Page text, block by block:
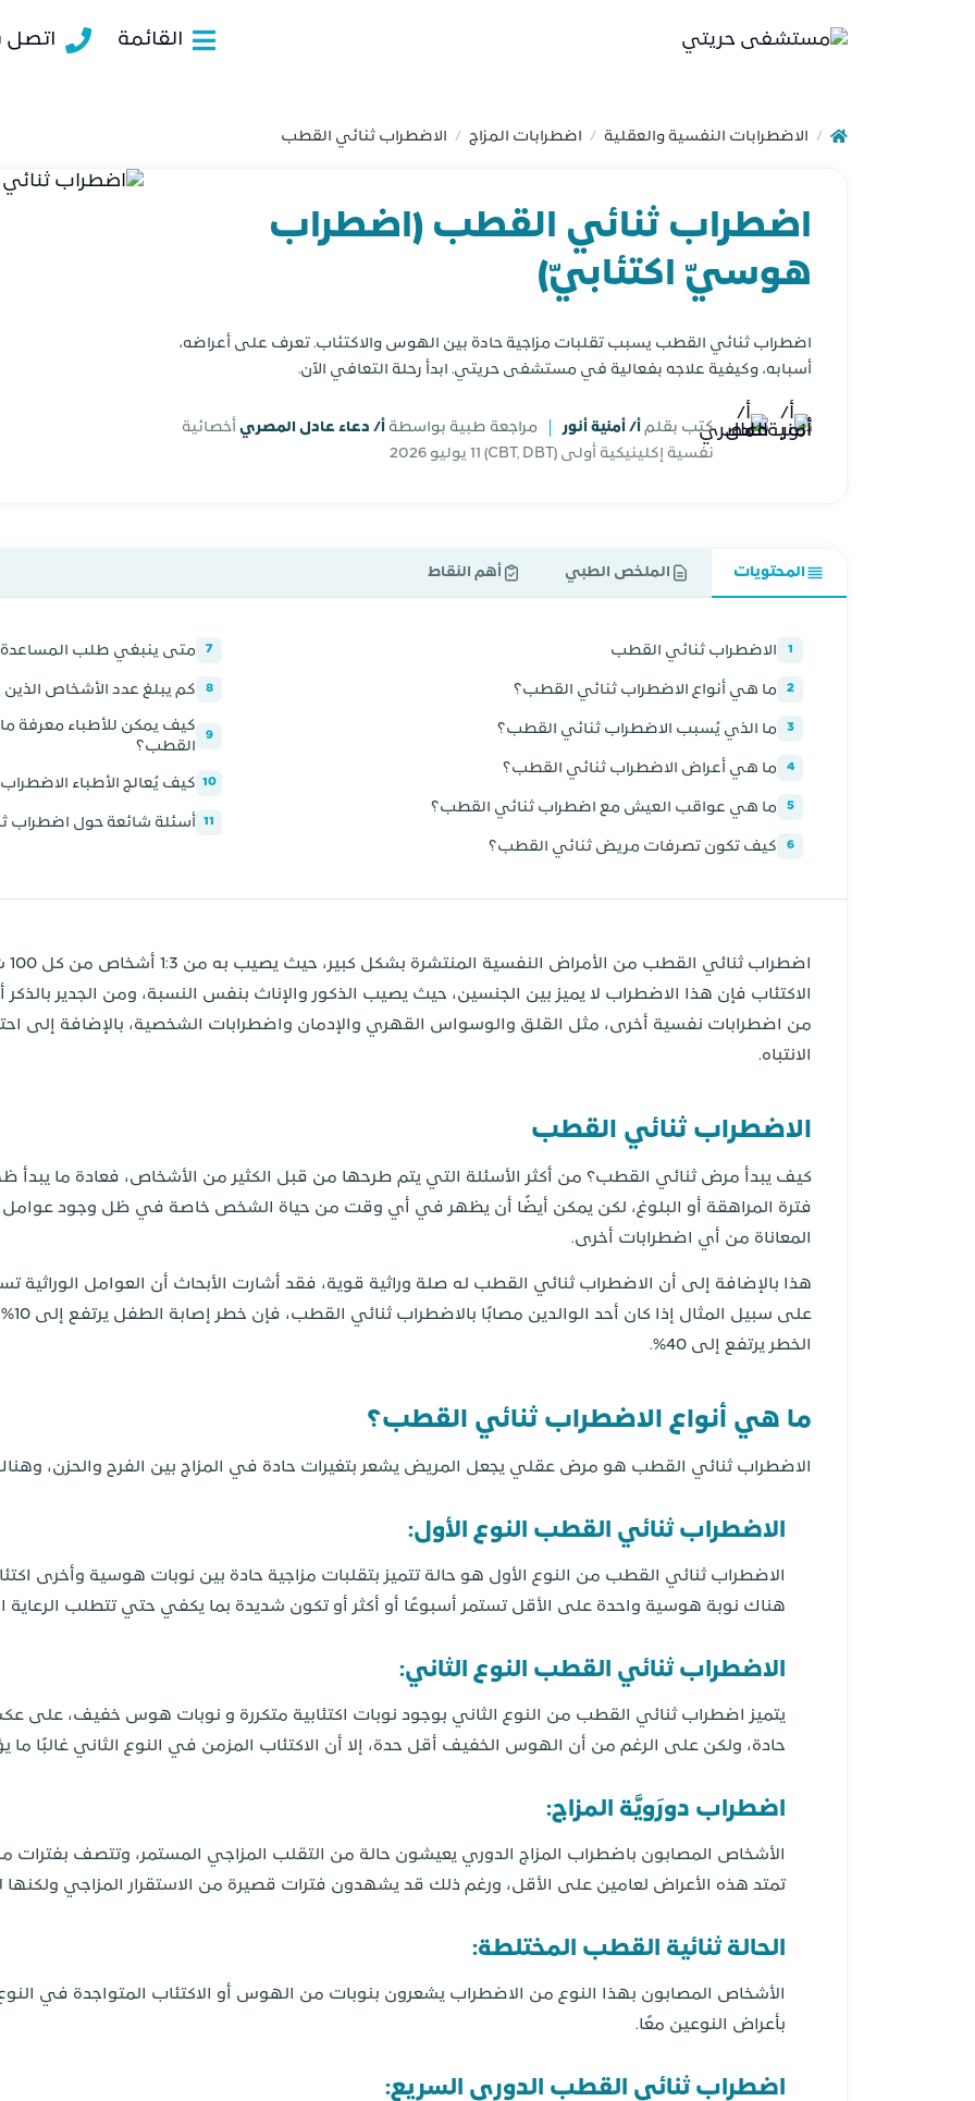
القائمة اتصل
/ الاضطرابات النفسية والعقلية / اضطرابات المزاج / الاضطراب ثنائي القطب
اضطراب ثنائي القطب (اضطراب
هوسيّ اكتئابيّ)
اضطراب ثنائي القطب يسبب تقلبات مزاجية حادة بين الهوس والاكتئاب. تعرف على أعراضه،
أسبابه، وكيفية علاجه بفعالية في مستشفى حريتي. ابدأ رحلة التعافي الآن.
كتب بقلم أ/ أمنية أنور مراجعة طبية بواسطة أ/ دعاء عادل المصري أخصائية
نفسية إكلينيكية أولى (CBT, DBT)
11 يوليو 2026
المحتويات الملخص الطبي أهم النقاط
1 الاضطراب ثنائي القطب
2 ما هي أنواع الاضطراب ثنائي القطب؟
3 ما الذي يُسبب الاضطراب ثنائي القطب؟
4 ما هي أعراض الاضطراب ثنائي القطب؟
5 ما هي عواقب العيش مع اضطراب ثنائي القطب؟
6 كيف تكون تصرفات مريض ثنائي القطب؟
7 متى ينبغي طلب المساعدة
8 كم يبلغ عدد الأشخاص
9
كيف يمكن للأطباء معرفة
القطب؟
10 كيف يُعالج الأطباء
11 أسئلة شائعة حول اضطراب
الاكتئاب فإن هذا الاضطراب لا يميز بين الجنسين، حيث يصيب الذكور والإناث بنفس النسبة، ومن الجدير بالذكر
من اضطرابات نفسية أخرى، مثل القلق والوسواس القهري والإدمان واضطرابات الشخصية، بالإضافة إلى
الانتباه.
الاضطراب ثنائي القطب
كيف يبدأ مرض ثنائي القطب؟ من أكثر الأسئلة التي يتم طرحها من قبل الكثير من الأشخاص، فعادة ما
فترة المراهقة أو البلوغ، لكن يمكن أيضًا أن يظهر في أي وقت من حياة الشخص خاصة في ظل وجود عوامل
المعاناة من أي اضطرابات أخرى.
على
الخطر يرتفع إلى 40%.
ما هي أنواع الاضطراب ثنائي القطب؟
الاضطراب ثنائي القطب هو مرض عقلي يجعل المريض يشعر بتغيرات حادة في المزاج بين الفرح والحزن،
الاضطراب ثنائي القطب النوع الأول:
الاضطراب ثنائي القطب من النوع الأول هو حالة تتميز بتقلبات مزاجية حادة بين نوبات هوسية وأخرى
هناك نوبة هوسية واحدة على الأقل تستمر أسبوعًا أو أكثر أو تكون شديدة بما يكفي حتي تتطلب الرعاية
الاضطراب ثنائي القطب النوع الثاني:
يتميز اضطراب ثنائي القطب من النوع الثاني بوجود نوبات اكتئابية متكررة و نوبات هوس خفيف،
حادة، ولكن على الرغم من أن الهوس الخفيف أقل حدة، إلا أن الاكتئاب المزمن في النوع الثاني غالبًا ما
اضطراب دورَويَّة المزاج:
الأشخاص المصابون باضطراب المزاج الدوري يعيشون حالة من التقلب المزاجي المستمر، وتتصف
تمتد هذه الأعراض لعامين على الأقل، ورغم ذلك قد يشهدون فترات قصيرة من الاستقرار المزاجي ولكنها لا
الحالة ثنائية القطب المختلطة:
الأشخاص المصابون بهذا النوع من الاضطراب يشعرون بنوبات من الهوس أو الاكتئاب المتواجدة في النوع
بأعراض النوعين معًا.
اضطراب ثنائي القطب الدوري السريع: